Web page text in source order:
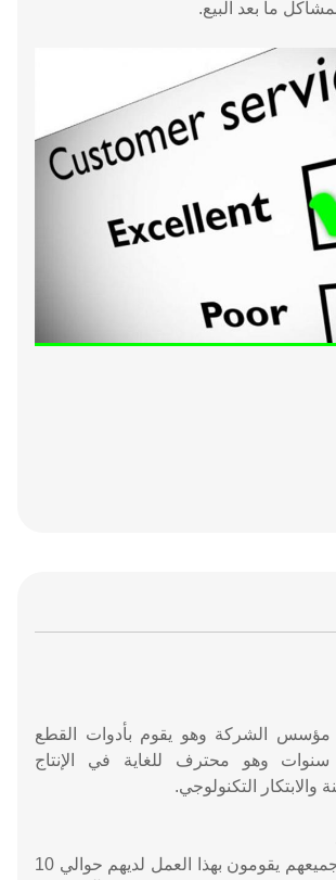
ما بعد البيع.
مؤسس الشركة وهو يقوم بأدوات القطع
على مدى 10 سنوات وهو محترف للغاية في الإنتاج
والابتكار التكنولوجي.
ثلاثة مهندسين وجميعهم يقومون بهذا العمل لديهم حوالي 10